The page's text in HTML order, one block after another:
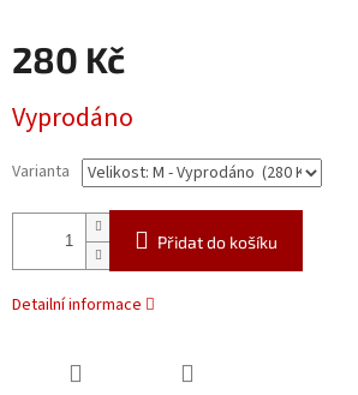
280 Kč
cena:
Vyprodáno
Varianta
Přidat do košíku
Detailní informace